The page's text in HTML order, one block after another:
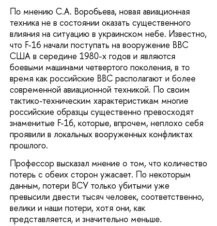
По мнению С.А. Воробьева, новая авиационная
техника не в состоянии оказать существенного
влияния на ситуацию в украинском небе. Известно,
что F-16 начали поступать на вооружение ВВС
США в середине 1980-х годов и являются
боевыми машинами четвертого поколения, в то
время как российские ВВС располагают и более
современной авиационной техникой. По своим
тактико-техническим характеристикам многие
российские образцы существенно превосходят
знаменитые F-16, которые, впрочем, неплохо себя
проявили в локальных вооруженных конфликтах
прошлого.
Профессор высказал мнение о том, что количество
потерь с обеих сторон ужасает. По некоторым
данным, потери ВСУ только убитыми уже
превысили двести тысяч человек, соответственно,
велики и наши потери, хотя они, как
представляется, и значительно меньше.